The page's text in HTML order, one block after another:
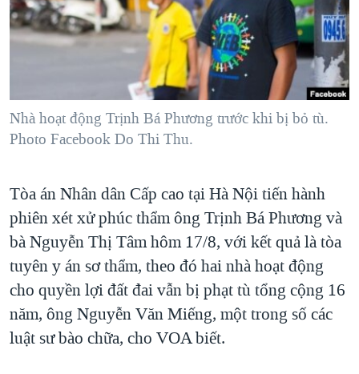
ĐỜI SỐNG
KINH TẾ
VĂN HOÁ
THỂ THAO
MỘT NĂM CHIẾN TRANH TẠI DẢI GAZA
GIẢI MÃ VÀNH ĐAI & CON ĐƯỜNG
NGÀY TỊ NẠN THẾ GIỚI
GROUND ZERO – XƯA VÀ NAY
CÁC GIÁ TRỊ CỘNG HÒA Ở VIỆT NAM
THƯỢNG ĐỈNH TRUMP-KIM TẠI VIỆT NAM
TRỊNH VĨNH BÌNH VS. CHÍNH PHỦ VIỆT NAM
NGƯ DÂN VIỆT VÀ LÀN SÓNG TRỘM HẢI SÂM
BÊN KIA QUỐC LỘ: TIẾNG VỌNG TỪ NÔNG THÔN MỸ
QUAN HỆ VIỆT MỸ
MẠNG XÃ HỘI
Ngôn ngữ khác
Nhà hoạt động Trịnh Bá Phương trước khi bị bỏ tù.
Photo Facebook Do Thi Thu.
Tòa án Nhân dân Cấp cao tại Hà Nội tiến hành
phiên xét xử phúc thẩm ông Trịnh Bá Phương và
bà Nguyễn Thị Tâm hôm 17/8, với kết quả là tòa
tuyên y án sơ thẩm, theo đó hai nhà hoạt động
cho quyền lợi đất đai vẫn bị phạt tù tổng cộng 16
năm, ông Nguyễn Văn Miếng, một trong số các
luật sư bào chữa, cho VOA biết.